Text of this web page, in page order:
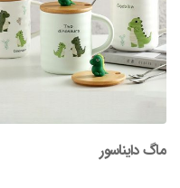
ماگ شیشه ای (پیرکس) کاکتوس